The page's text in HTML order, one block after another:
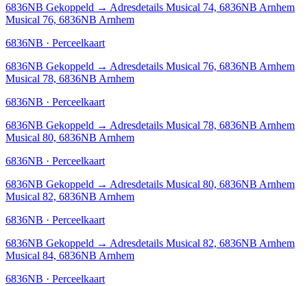
6836NB Gekoppeld → Adresdetails Musical 74, 6836NB Arnhem
Musical 76, 6836NB Arnhem
6836NB · Perceelkaart
6836NB Gekoppeld → Adresdetails Musical 76, 6836NB Arnhem
Musical 78, 6836NB Arnhem
6836NB · Perceelkaart
6836NB Gekoppeld → Adresdetails Musical 78, 6836NB Arnhem
Musical 80, 6836NB Arnhem
6836NB · Perceelkaart
6836NB Gekoppeld → Adresdetails Musical 80, 6836NB Arnhem
Musical 82, 6836NB Arnhem
6836NB · Perceelkaart
6836NB Gekoppeld → Adresdetails Musical 82, 6836NB Arnhem
Musical 84, 6836NB Arnhem
6836NB · Perceelkaart